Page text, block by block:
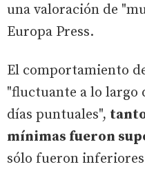
una valoración de
Europa Press.
El comportamiento
"fluctuante a lo largo
días puntuales",
mínimas fueron
sólo fueron